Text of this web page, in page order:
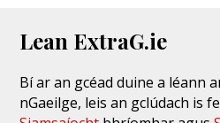
Lean ExtraG.ie
Bí ar an gcéad duine a léann
nGaeilge, leis an gclúdach is